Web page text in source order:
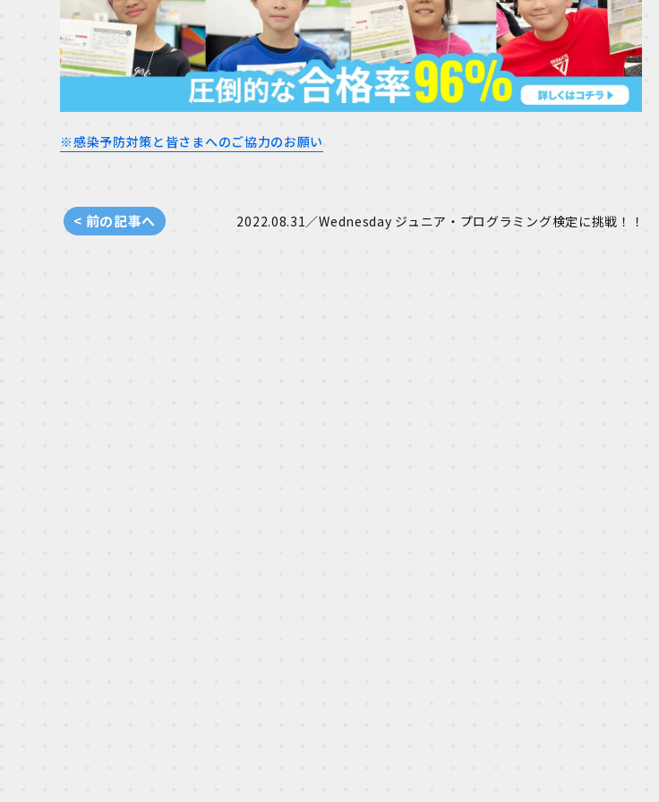
※感染予防対策と皆さまへのご協力のお願い
< 前の記事へ 2022.08.31／Wednesday ジュニア・プログラミング検定に挑戦！！